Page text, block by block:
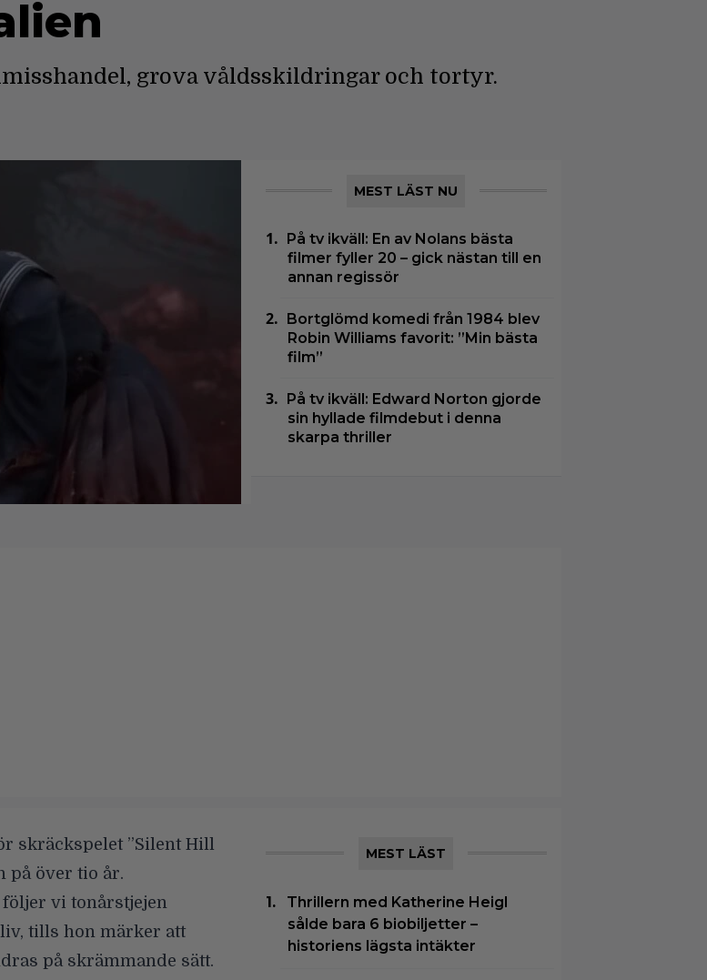
grova våldsskildringar och tortyr.
MEST LÄST NU
På tv ikväll: En av Nolans bästa
filmer fyller 20 – gick nästan till en
annan regissör
Bortglömd komedi från 1984 blev
Robin Williams favorit: ”Min bästa
film”
På tv ikväll: Edward Norton gjorde
sin hyllade filmdebut i denna
skarpa thriller
skräckspelet ”Silent Hill
på över tio år.
följer vi tonårstjejen
tills hon märker att
på skrämmande sätt.
MEST LÄST
Thrillern med Katherine Heigl
sålde bara 6 biobiljetter –
historiens lägsta intäkter